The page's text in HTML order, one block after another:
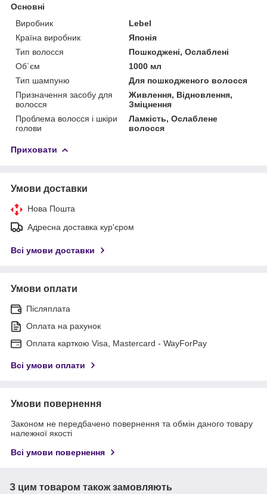
Основні
Виробник
Lebel
Країна виробник
Японія
Тип волосся
Пошкоджені, Ослаблені
Об`єм
1000 мл
Тип шампуню
Для пошкодженого волосся
Призначення засобу для
волосся
Живлення, Відновлення,
Зміцнення
Проблема волосся і шкіри
голови
Ламкість, Ослаблене
волосся
Приховати
Умови доставки
Нова Пошта
Адресна доставка кур'єром
Всі умови доставки
Умови оплати
Післяплата
Оплата на рахунок
Оплата карткою Visa, Mastercard - WayForPay
Всі умови оплати
Умови повернення
Законом не передбачено повернення та обмін даного товару
належної якості
Всі умови повернення
З цим товаром також замовляють